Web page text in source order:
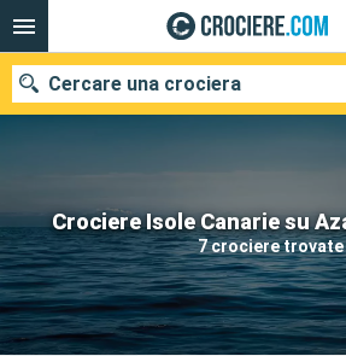
Crociere Isole Canarie su
7 crociere trovate
Cercare una crociera
Le nostre destinazioni
Mesi di partenza
Porti